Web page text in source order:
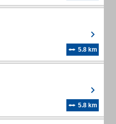
5.8 km
5.8 km